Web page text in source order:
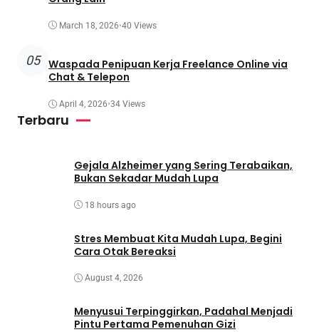
March 18, 2026•40 Views
05 Waspada Penipuan Kerja Freelance Online via
Chat & Telepon
April 4, 2026•34 Views
Terbaru
Gejala Alzheimer yang Sering Terabaikan,
Bukan Sekadar Mudah Lupa
18 hours ago
Stres Membuat Kita Mudah Lupa, Begini
Cara Otak Bereaksi
August 4, 2026
Menyusui Terpinggirkan, Padahal Menjadi
Pintu Pertama Pemenuhan Gizi